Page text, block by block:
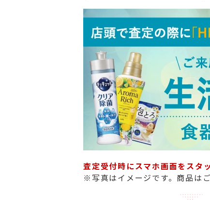
査定受付時にスマホ画面をスタ
※写真はイメージです。商品は